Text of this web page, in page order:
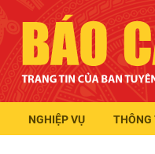
NGHIỆP VỤ THÔNG